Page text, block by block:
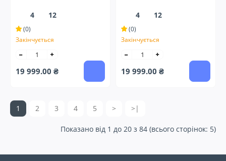
4 12
(0)
Закінчується
19 999.00 ₴
4 12
(0)
Закінчується
19 999.00 ₴
1 2 3 4 5 > >|
Показано від 1 до 20 з 84 (всього сторінок: 5)